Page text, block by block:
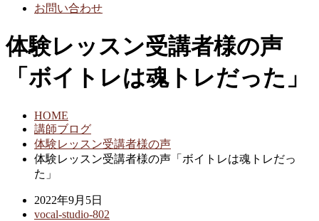
お問い合わせ
体験レッスン受講者様の声
「ボイトレは魂トレだった」
HOME
講師ブログ
体験レッスン受講者様の声
体験レッスン受講者様の声「ボイトレは魂トレだっ
た」
2022年9月5日
vocal-studio-802